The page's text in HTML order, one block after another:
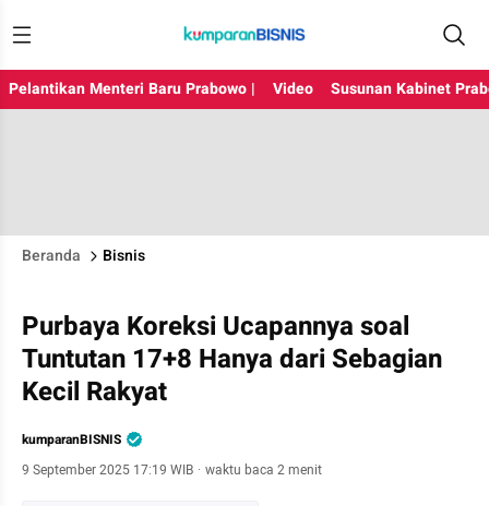
Pelantikan Menteri Baru Prabowo | Video Susunan Kabinet
Beranda Bisnis
Purbaya Koreksi Ucapannya soal
Tuntutan 17+8 Hanya dari Sebagian
Kecil Rakyat
kumparanBISNIS
9 September 2025 17:19 WIB · waktu baca 2 menit